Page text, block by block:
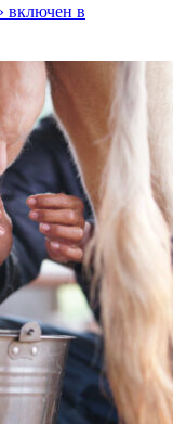
включен в